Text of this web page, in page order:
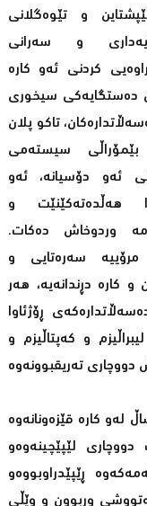
و تێوەگلانی
و سەرانی
کردنی ئەو کارە
دەستگایەکی سیخوری
تاکو پلان
بێمۆراڵی سیستەمی
ئەو دۆسیانە، ئەو
هەڵدەتەکێنێت و
وردوخاش دەکات.
مرۆییە سەرەتایی و
و کارە دڕندانەیە، هەر
ڕۆژئاوا
و کەپتاڵیزم و
تەریقبوونەوە
لەو کارە قێزەونانەوە
لێپێچینەوەو
ڕێپێدراوبووەو
وڕبوون و وێڵی